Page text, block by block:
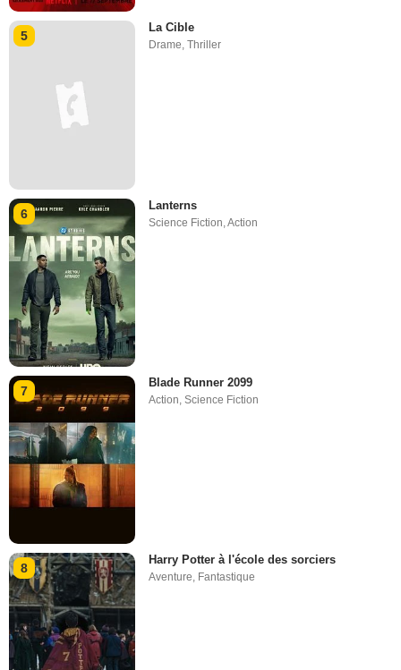
5
La Cible
Drame,Thriller
6
Lanterns
Science Fiction ,Action
7
Blade Runner 2099
Action,Science Fiction
8
Harry Potter à l'école des sorciers
Aventure, Fantastique